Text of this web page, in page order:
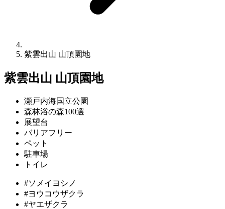
紫雲出山 山頂園地
紫雲出山 山頂園地
瀬戸内海国立公園
森林浴の森100選
展望台
バリアフリー
ペット
駐車場
トイレ
#ソメイヨシノ
#ヨウコウザクラ
#ヤエザクラ